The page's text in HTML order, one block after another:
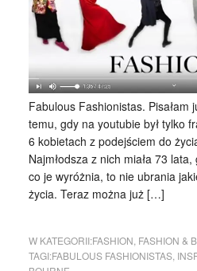
Fabulous Fashionistas. Pisałam
temu, gdy na youtubie był tylko
6 kobietach z podejściem do
Najmłodsza z nich miała 73
co je wyróżnia, to nie ubrania
życia. Teraz można już […]
W KATEGORII:FASHION FASHION &
TAGI:FABULOUS FASHIONISTAS,